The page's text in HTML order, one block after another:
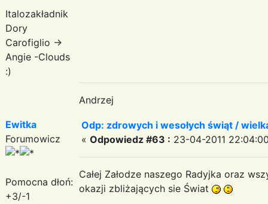
Italozakładnik
Dory
Carofiglio ->
Angie -Clouds
:)
Andrzej
Ewitka
Forumowicz
Pomocna dłoń:
+3/-1
Odp: zdrowych i wesołych świąt /
« Odpowiedz #63 : 23-04-2011
Całej Załodze naszego Radyjka oraz
okazji zbliżających sie Świat